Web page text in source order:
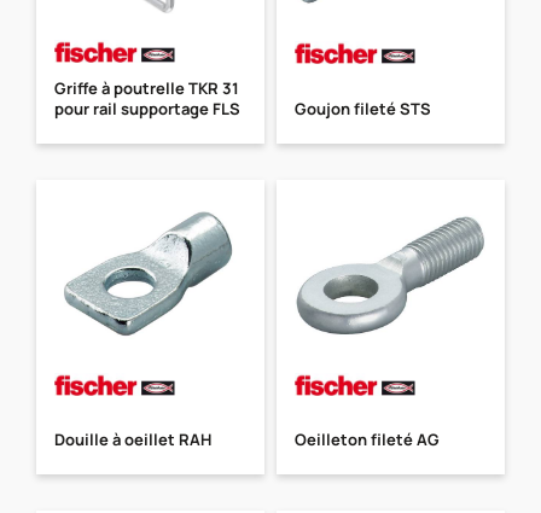
Griffe à poutrelle TKR 31
pour rail supportage FLS
Goujon fileté STS
Douille à oeillet RAH Oeilleton fileté AG